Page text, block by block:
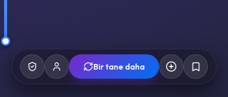
Bir tane daha